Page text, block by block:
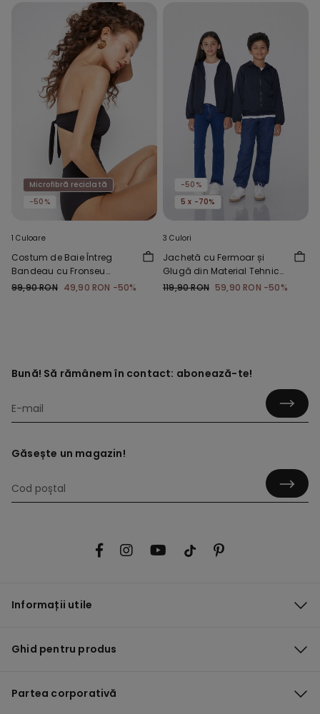
Microfibră reciclată
-50%
1 Culoare
Costum de Baie Întreg
Bandeau cu Fronseu
Microfibră Reciclată
99,90 RON 49,90 RON -50%
-50%
5 x -70%
3 Culori
Jachetă cu Fermoar și
Glugă din Material Tehnic
Copii Unisex
119,90 RON 59,90 RON -50%
Bună! Să rămânem în contact: abonează-te!
Găsește un magazin!
Informații utile
Ghid pentru produs
Partea corporativă